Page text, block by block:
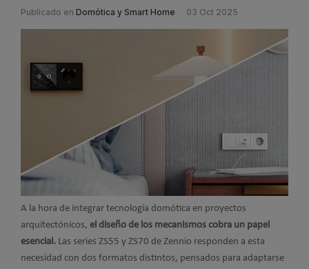
Publicado en Domótica y Smart Home 03 Oct 2025
A la hora de integrar tecnología domótica en proyectos
arquitectónicos, el diseño de los mecanismos cobra un papel
esencial. Las series ZS55 y ZS70 de Zennio responden a esta
necesidad con dos formatos distintos, pensados para adaptarse